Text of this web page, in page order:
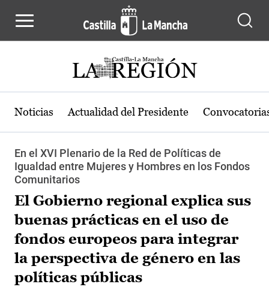
Noticias Actualidad del Presidente
En el XVI Plenario de la Red de Políticas de
Igualdad entre Mujeres y Hombres en los Fondos
Comunitarios
El Gobierno regional explica sus
buenas prácticas en el uso de
fondos europeos para integrar
la perspectiva de género en las
políticas públicas